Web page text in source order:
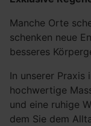
Manche Orte
schenken neue
besseres
In unserer Praxis
hochwertige
und eine ruhige
dem Sie dem